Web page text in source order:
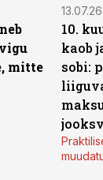
mitte
10.
kaob
sobi: